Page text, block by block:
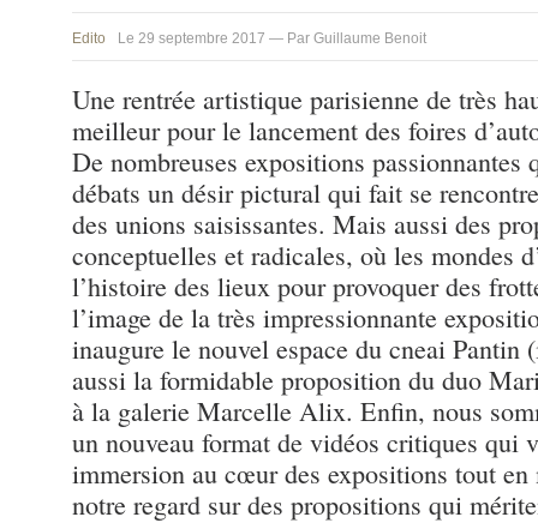
Edito Le 29 septembre 2017 — Par Guillaume Benoit
Une rentrée artistique parisienne de très
meilleur pour le lancement des foires
De nombreuses expositions passionnantes
débats un désir pictural qui fait se
des unions saisissantes. Mais aussi des
conceptuelles et radicales, où les mondes
l’histoire des lieux pour provoquer des
l’image de la très impressionnante
inaugure le nouvel espace du cneai Pantin
aussi la formidable proposition du duo
à la galerie Marcelle Alix. Enfin, nous
un nouveau format de vidéos critiques qui
immersion au cœur des expositions tout en
notre regard sur des propositions qui